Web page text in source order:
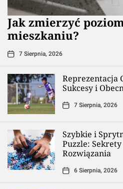
Jak zmierzyć
mieszkaniu?
7 Sierpnia, 2026
Reprezentacja
Sukcesy i
7 Sierpnia, 2026
Szybkie i
Puzzle:
Rozwiązania
6 Sierpnia, 2026